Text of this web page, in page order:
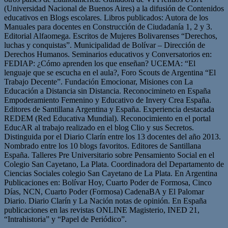
(Universidad Nacional de Buenos Aires) a la difusión de Contenidos
educativos en Blogs escolares. Libros publicados: Autora de los
Manuales para docentes en Construcción de Ciudadanía 1, 2 y 3.
Editorial Alfaomega. Escritos de Mujeres Bolivarenses “Derechos,
luchas y conquistas”. Municipalidad de Bolívar – Dirección de
Derechos Humanos. Seminarios educativos y Conversatorios en:
FEDIAP: ¿Cómo aprenden los que enseñan? UCEMA: “El
lenguaje que se escucha en el aula?, Foro Scouts de Argentina “El
Trabajo Decente”. Fundación Emocionar, Misiones con La
Educación a Distancia sin Distancia. Reconocimineto en España
Empoderamiento Femenino y Educativo de Invery Crea España.
Editores de Santillana Argentina y España. Experiencia destacada
REDEM (Red Educativa Mundial). Reconocimiento en el portal
EducAR al trabajo realizado en el blog Clio y sus Secretos.
Distinguida por el Diario Clarín entre los 13 docentes del año 2013.
Nombrado entre los 10 blogs favoritos. Editores de Santillana
España. Talleres Pre Universitario sobre Pensamiento Social en el
Colegio San Cayetano, La Plata. Coordinadora del Departamento de
Ciencias Sociales colegio San Cayetano de La Plata. En Argentina
Publicaciones en: Bolívar Hoy, Cuarto Poder de Formosa, Cinco
Días, NCN, Cuarto Poder (Formosa) CadenaBA y El Palomar
Diario. Diario Clarín y La Nación notas de opinión. En España
publicaciones en las revistas ONLINE Magisterio, INED 21,
“Intrahistoria” y “Papel de Periódico”.